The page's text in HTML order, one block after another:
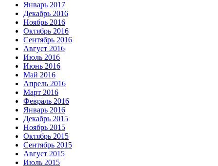
Январь 2017
Декабрь 2016
Ноябрь 2016
Октябрь 2016
Сентябрь 2016
Август 2016
Июль 2016
Июнь 2016
Май 2016
Апрель 2016
Март 2016
Февраль 2016
Январь 2016
Декабрь 2015
Ноябрь 2015
Октябрь 2015
Сентябрь 2015
Август 2015
Июль 2015